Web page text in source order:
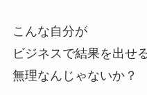
こんな自分が
ビジネスで結果を出せ
無理なんじゃないか？